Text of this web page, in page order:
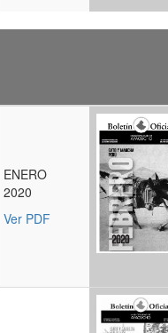
ENERO
2020
Ver PDF